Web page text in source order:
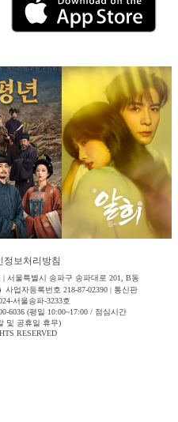
정보처리방침
서울특별시 송파구 송파대로 201, B동
업자등록번호 218-87-02390 | 통신판
서울송파-3233호
6036 (평일 10:00~17:00 / 점심시간
및 공휴일 휴무)
RESERVED